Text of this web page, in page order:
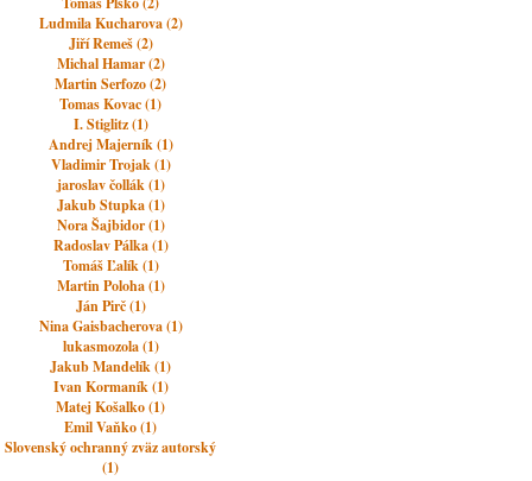
Ludmila Kucharova (2)
Jiří Remeš (2)
Michal Hamar (2)
Martin Serfozo (2)
Tomas Kovac (1)
I. Stiglitz (1)
Andrej Majerník (1)
Vladimir Trojak (1)
jaroslav čollák (1)
Jakub Stupka (1)
Nora Šajbidor (1)
Radoslav Pálka (1)
Tomáš Ľalík (1)
Martin Poloha (1)
Ján Pirč (1)
Nina Gaisbacherova (1)
lukasmozola (1)
Jakub Mandelík (1)
Ivan Kormaník (1)
Matej Košalko (1)
Emil Vaňko (1)
Slovenský ochranný zväz autorský
(1)